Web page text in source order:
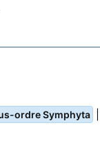
ordre Symphyta